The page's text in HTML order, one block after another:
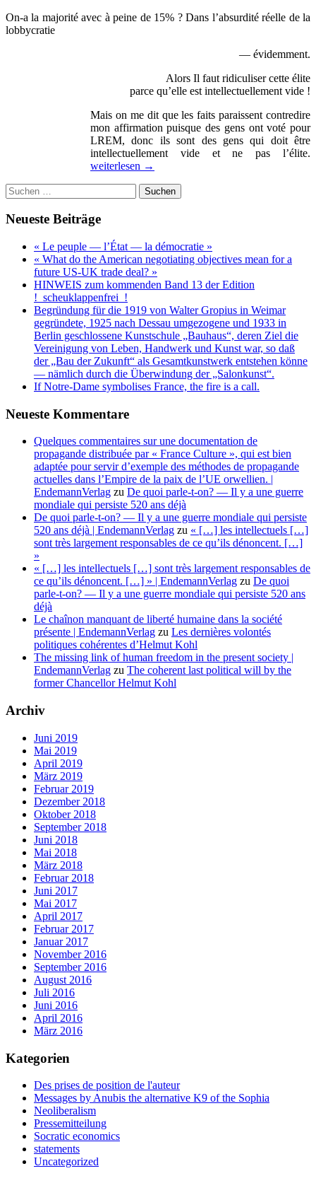
On-a la majorité avec à peine de 15% ? Dans l’absurdité réelle de la
lobbycratie
— évidemment.
Alors Il faut ridiculiser cette élite
parce qu’elle est intellectuellement vide !
Mais on me dit que les faits paraissent contredire
mon affirmation puisque des gens ont voté pour
LREM, donc ils sont des gens qui doit être
intellectuellement vide et ne pas l’élite.
weiterlesen →
Suchen
nach:
Neueste Beiträge
« Le peuple — l’État — la démocratie »
« What do the American negotiating objectives mean for a
future US-UK trade deal? »
HINWEIS zum kommenden Band 13 der Edition
!_scheuklappenfrei_!
Begründung für die 1919 von Walter Gropius in Weimar
gegründete, 1925 nach Dessau umgezogene und 1933 in
Berlin geschlossene Kunstschule „Bauhaus“, deren Ziel die
Vereinigung von Leben, Handwerk und Kunst war, so daß
der „Bau der Zukunft“ als Gesamtkunstwerk entstehen könne
— nämlich durch die Überwindung der „Salonkunst“.
If Notre-Dame symbolises France, the fire is a call.
Neueste Kommentare
Quelques commentaires sur une documentation de
propagande distribuée par « France Culture », qui est bien
adaptée pour servir d’exemple des méthodes de propagande
actuelles dans l’Empire de la paix de l’UE orwellien. |
EndemannVerlag zu De quoi parle-t-on? — Il y a une guerre
mondiale qui persiste 520 ans déjà
De quoi parle-t-on? — Il y a une guerre mondiale qui persiste
520 ans déjà | EndemannVerlag zu « […] les intellectuels […]
sont très largement responsables de ce qu’ils dénoncent. […]
»
« […] les intellectuels […] sont très largement responsables de
ce qu’ils dénoncent. […] » | EndemannVerlag zu De quoi
parle-t-on? — Il y a une guerre mondiale qui persiste 520 ans
déjà
Le chaînon manquant de liberté humaine dans la société
présente | EndemannVerlag zu Les dernières volontés
politiques cohérentes d’Helmut Kohl
The missing link of human freedom in the present society |
EndemannVerlag zu The coherent last political will by the
former Chancellor Helmut Kohl
Archiv
Juni 2019
Mai 2019
April 2019
März 2019
Februar 2019
Dezember 2018
Oktober 2018
September 2018
Juni 2018
Mai 2018
März 2018
Februar 2018
Juni 2017
Mai 2017
April 2017
Februar 2017
Januar 2017
November 2016
September 2016
August 2016
Juli 2016
Juni 2016
April 2016
März 2016
Kategorien
Des prises de position de l'auteur
Messages by Anubis the alternative K9 of the Sophia
Neoliberalism
Pressemitteilung
Socratic economics
statements
Uncategorized